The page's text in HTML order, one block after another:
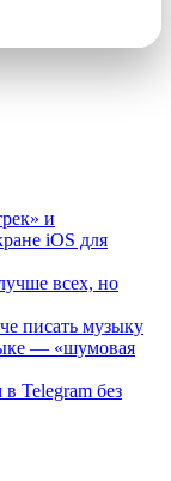
и
iOS для
всех, но
писать музыку
— «шумовая
Telegram без